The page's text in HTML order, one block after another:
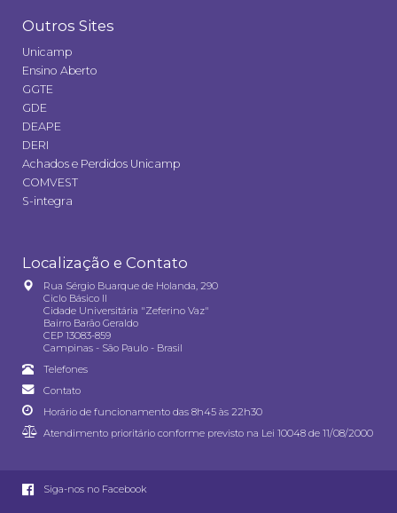
Outros Sites
Unicamp
Ensino Aberto
GGTE
GDE
DEAPE
DERI
Achados e Perdidos Unicamp
COMVEST
S-integra
Localização e Contato
Rua Sérgio Buarque de Holanda, 290
Ciclo Básico II
Cidade Universitária "Zeferino Vaz"
Bairro Barão Geraldo
CEP 13083-859
Campinas - São Paulo - Brasil
Telefones
Contato
Horário de funcionamento das 8h45 às 22h30
Atendimento prioritário conforme previsto na Lei 10048 de 11/08/2000
Siga-nos no Facebook